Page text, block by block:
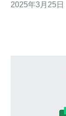
性，用户可以根
2025年3月25日